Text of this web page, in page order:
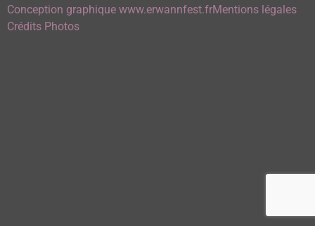
Conception graphique www.erwannfest.frMentions légales
Crédits Photos